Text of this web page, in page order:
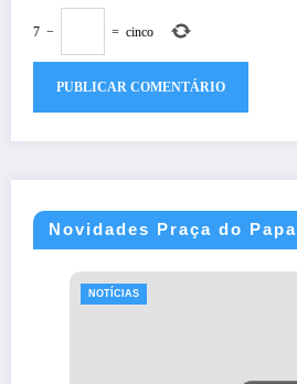
7 − = cinco
Novidades Praça do Papa
NOTÍCIAS